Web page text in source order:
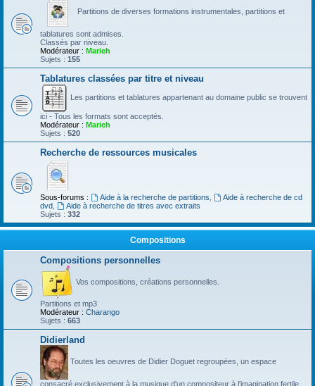
Partitions de diverses formations instrumentales, partitions et
tablatures sont admises.
Classés par niveau.
Modérateur : Marieh
Sujets : 155
Tablatures classées par titre et niveau
Les partitions et tablatures appartenant au domaine public se trouvent
ici - Tous les formats sont acceptés.
Modérateur : Marieh
Sujets : 520
Recherche de ressources musicales
Sous-forums : Aide à la recherche de partitions
Aide à recherche de cd
dvd
Aide à recherche de titres avec extraits
Sujets : 332
Compositions
Compositions personnelles
Vos compositions, créations personnelles.
Partitions et mp3
Modérateur : Charango
Sujets : 663
Didierland
Toutes les oeuvres de Didier Doguet regroupées, un espace
consacré exclusivement à la musique d'un compositeur à l'imagination fertile